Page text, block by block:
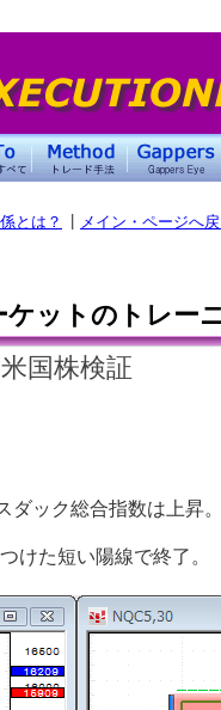
とは？ メイン・ページへ
ットのトレー
米国株検証
ダック総合指数は上昇
けた短い陽線で終了。